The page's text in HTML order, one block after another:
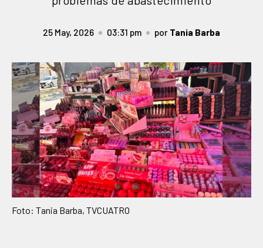
25 May, 2026 03:31 pm por Tania Barba
Foto: Tania Barba, TVCUATRO